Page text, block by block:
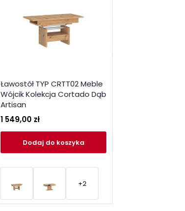
Ławostół TYP CRTT02 Meble
Wójcik Kolekcja Cortado Dąb
Artisan
1 549,00 zł
Dodaj do koszyka
+2